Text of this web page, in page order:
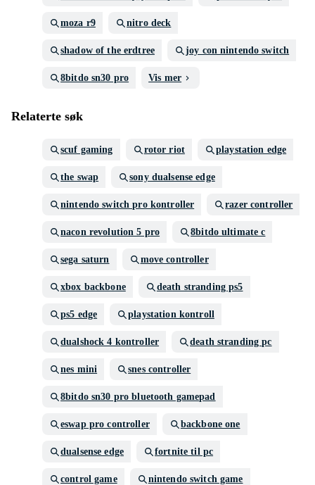
moza r9 nitro deck
shadow of the erdtree joy con nintendo switch
8bitdo sn30 pro Vis mer
Relaterte søk
scuf gaming rotor riot playstation edge
the swap sony dualsense edge
nintendo switch pro kontroller razer controller
nacon revolution 5 pro 8bitdo ultimate c
sega saturn move controller
xbox backbone death stranding ps5
ps5 edge playstation kontroll
dualshock 4 kontroller death stranding pc
nes mini snes controller
8bitdo sn30 pro bluetooth gamepad
eswap pro controller backbone one
dualsense edge fortnite til pc
control game nintendo switch game